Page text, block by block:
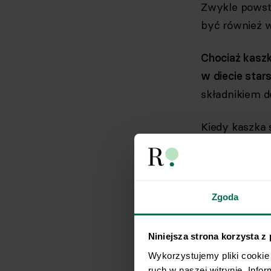
Zgoda
Niniejsza strona korzysta z
Wykorzystujemy pliki
Zwykle
być również
Chociaż
w diecie
składnikiem
Kiedy kaszka
Kiedy
kilka